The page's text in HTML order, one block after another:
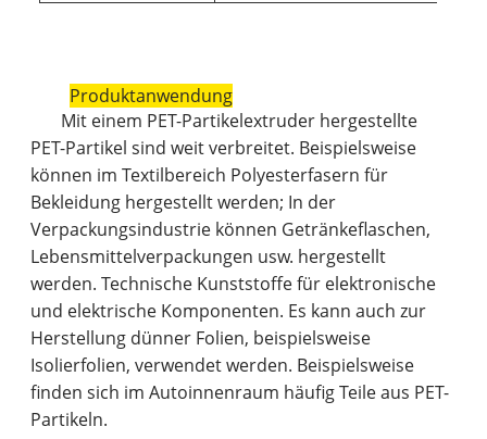
Produktanwendung
Mit einem PET-Partikelextruder hergestellte
PET-Partikel sind weit verbreitet. Beispielsweise
können im Textilbereich Polyesterfasern für
Bekleidung hergestellt werden; In der
Verpackungsindustrie können Getränkeflaschen,
Lebensmittelverpackungen usw. hergestellt
werden. Technische Kunststoffe für elektronische
und elektrische Komponenten. Es kann auch zur
Herstellung dünner Folien, beispielsweise
Isolierfolien, verwendet werden. Beispielsweise
finden sich im Autoinnenraum häufig Teile aus PET-
Partikeln.